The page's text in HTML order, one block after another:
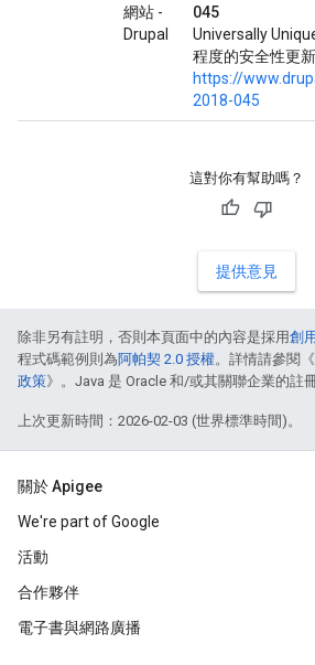
網站 -
Drupal
045
Universally
程度的安全性更
https://
2018-045
這對你有幫助嗎？
提供意見
除非另有註明，否則本頁面中的內容是採用創
程式碼範例則為阿帕契 2.0 授權。詳情請參閱《
政策》。Java 是 Oracle 和/或其關聯企業的註冊
上次更新時間：2026-02-03 (世界標準時間)。
關於 Apigee
We're part of Google
活動
合作夥伴
電子書與網路廣播